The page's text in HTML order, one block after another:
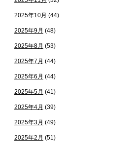
2025年10月 (44)
2025年9月 (48)
2025年8月 (53)
2025年7月 (44)
2025年6月 (44)
2025年5月 (41)
2025年4月 (39)
2025年3月 (49)
2025年2月 (51)